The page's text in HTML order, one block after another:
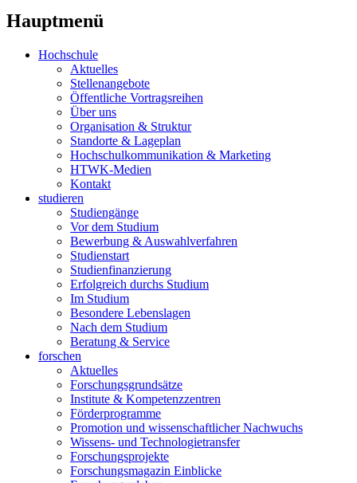
Hauptmenü
Hochschule
Aktuelles
Stellenangebote
Öffentliche Vortragsreihen
Über uns
Organisation & Struktur
Standorte & Lageplan
Hochschulkommunikation & Marketing
HTWK-Medien
Kontakt
studieren
Studiengänge
Vor dem Studium
Bewerbung & Auswahlverfahren
Studienstart
Studienfinanzierung
Erfolgreich durchs Studium
Im Studium
Besondere Lebenslagen
Nach dem Studium
Beratung & Service
forschen
Aktuelles
Forschungsgrundsätze
Institute & Kompetenzzentren
Förderprogramme
Promotion und wissenschaftlicher Nachwuchs
Wissens- und Technologietransfer
Forschungsprojekte
Forschungsmagazin Einblicke